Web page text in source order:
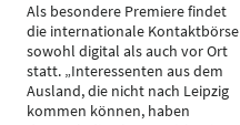
Als besondere Premiere findet
die internationale Kontaktbörse
sowohl digital als auch vor Ort
statt. „Interessenten aus dem
Ausland, die nicht nach Leipzig
kommen können, haben